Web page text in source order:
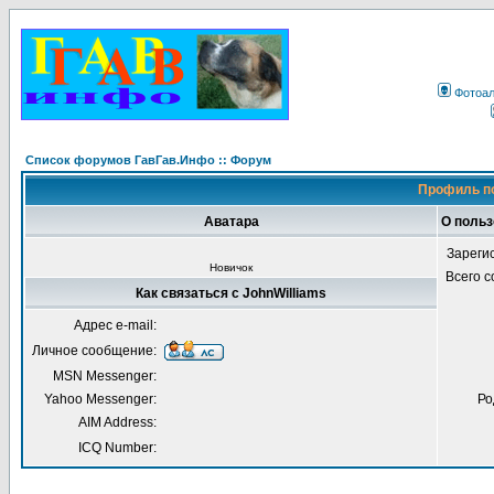
Список форумов ГавГав.Инфо :: Форум
Профиль
Аватара О
Новичок
Всего
Как связаться с JohnWilliams
Адрес e-mail:
Личное сообщение:
MSN Messenger:
Yahoo Messenger:
AIM Address:
ICQ Number: